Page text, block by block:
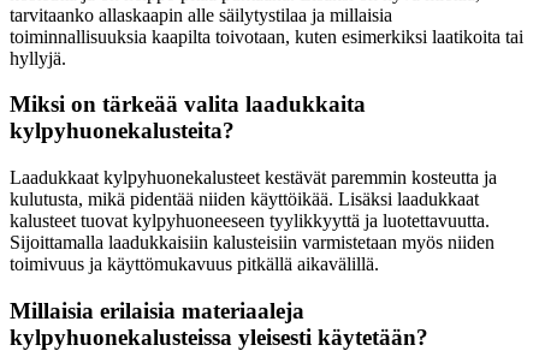
tarvitaanko allaskaapin alle säilytystilaa ja millaisia
toiminnallisuuksia kaapilta toivotaan, kuten esimerkiksi laatikoita tai
hyllyjä.
Miksi on tärkeää valita laadukkaita
kylpyhuonekalusteita?
Laadukkaat kylpyhuonekalusteet kestävät paremmin kosteutta ja
kulutusta, mikä pidentää niiden käyttöikää. Lisäksi laadukkaat
kalusteet tuovat kylpyhuoneeseen tyylikkyyttä ja luotettavuutta.
Sijoittamalla laadukkaisiin kalusteisiin varmistetaan myös niiden
toimivuus ja käyttömukavuus pitkällä aikavälillä.
Millaisia erilaisia materiaaleja
kylpyhuonekalusteissa yleisesti käytetään?